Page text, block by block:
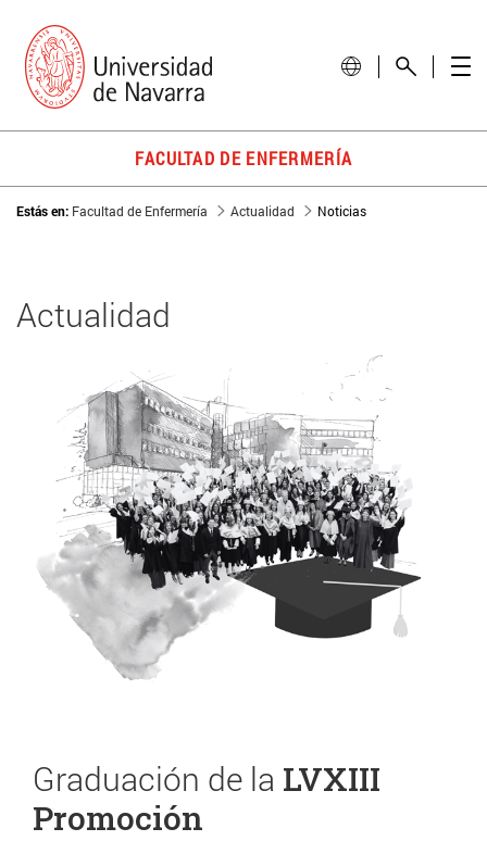
FACULTAD DE ENFERMERÍA
Estás en: Facultad de Enfermería Actualidad Noticias
Actualidad
Graduación de la LVXIII
Promoción